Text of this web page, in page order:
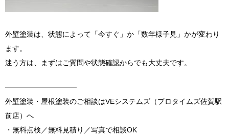
外壁塗装は、状態によって「今すぐ」か「数年様子見」かが変わり
ます。
迷う方は、まずはご質問や状態確認からでも大丈夫です。
――――――――――
外壁塗装・屋根塗装のご相談はVEシステムズ（プロタイムズ佐賀駅
前店）へ
・無料点検／無料見積り／写真で相談OK